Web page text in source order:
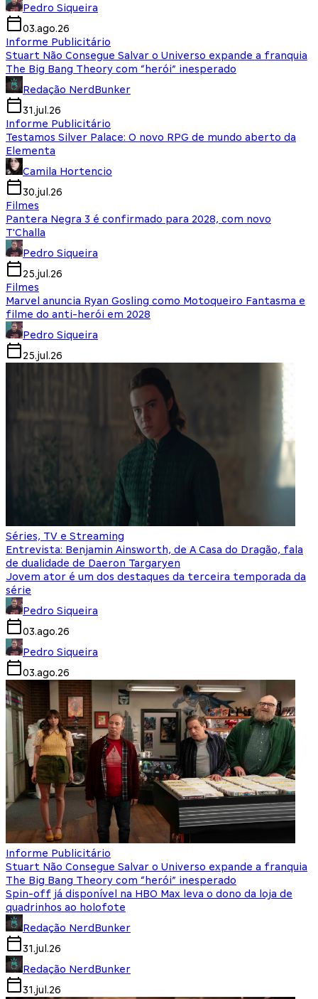
Pedro Siqueira
03.ago.26
Informe Publicitário
Stuart Não Consegue Salvar o Universo expande a franquia
The Big Bang Theory com “herói” inesperado
Redação NerdBunker
31.jul.26
Informe Publicitário
Testamos Silver Palace: O novo RPG de mundo aberto da
Elementa
Camila Hortencio
30.jul.26
Filmes
Pantera Negra 3 é confirmado para 2028, com novo
T'Challa
Pedro Siqueira
25.jul.26
Filmes
Marvel anuncia Ryan Gosling como Motoqueiro Fantasma e
filme do anti-herói em 2028
Pedro Siqueira
25.jul.26
Séries, TV e Streaming
Entrevista: Benjamin Ainsworth, de A Casa do Dragão, fala
de dualidade de Daeron Targaryen
Jovem ator é um dos destaques da terceira temporada da
série
Pedro Siqueira
03.ago.26
Pedro Siqueira
03.ago.26
Informe Publicitário
Stuart Não Consegue Salvar o Universo expande a franquia
The Big Bang Theory com “herói” inesperado
Spin-off já disponível na HBO Max leva o dono da loja de
quadrinhos ao holofote
Redação NerdBunker
31.jul.26
Redação NerdBunker
31.jul.26